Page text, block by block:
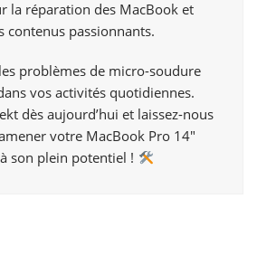
la réparation des MacBook et
contenus passionnants.
problèmes de micro-soudure
vos activités quotidiennes.
dès aujourd’hui et laissez-nous
votre MacBook Pro 14″
son plein potentiel !